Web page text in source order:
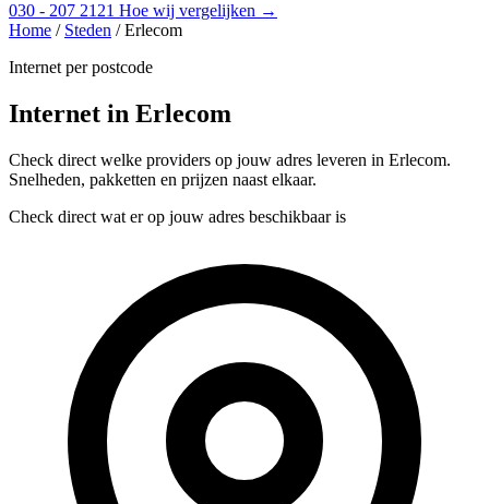
030 - 207 2121 Hoe wij vergelijken →
Home / Steden / Erlecom
Internet per postcode
Internet in Erlecom
Check direct welke providers op jouw adres leveren in Erlecom.
Snelheden, pakketten en prijzen naast elkaar.
Check direct wat er op jouw adres beschikbaar is